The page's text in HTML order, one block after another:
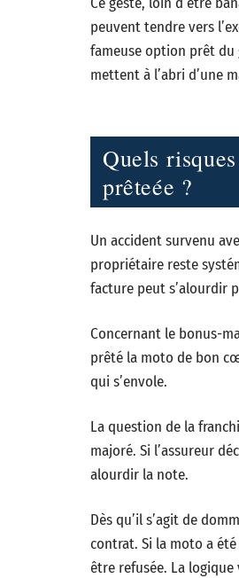
peuvent tendre vers
fameuse option prêt du
mettent à l’abri d’une
Quels
prêteée ?
Un accident survenu
propriétaire reste
facture peut s’alourdir
Concernant le bonus-
prêté la moto de bon
qui s’envole.
La question de la
majoré. Si l’assureur
alourdir la note.
Dès qu’il s’agit de
contrat. Si la moto a
être refusée. La